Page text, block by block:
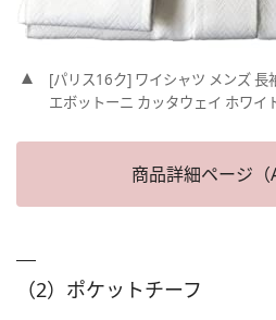
[パリス16ク] ワイシャツ メンズ 長
エボットーニ カッタウェイ ホワイ
商品詳細ページ（
（2）ポケットチーフ